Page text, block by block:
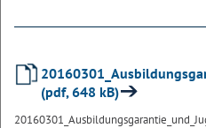
(pdf, 648 kB)